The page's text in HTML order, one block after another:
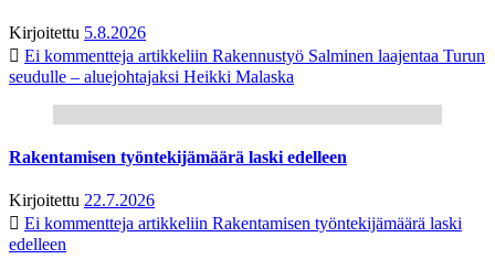
Kirjoitettu 5.8.2026
Ei kommentteja artikkeliin Rakennustyö Salminen laajentaa Turun
seudulle – aluejohtajaksi Heikki Malaska
Rakentamisen työntekijämäärä laski edelleen
Kirjoitettu 22.7.2026
Ei kommentteja artikkeliin Rakentamisen työntekijämäärä laski
edelleen